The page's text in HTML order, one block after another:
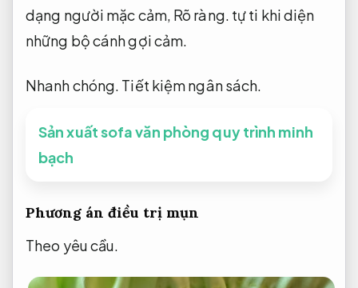
dạng người mặc cảm, Rõ ràng. tự ti khi diện
những bộ cánh gợi cảm.
Nhanh chóng. Tiết kiệm ngân sách.
Sản xuất sofa văn phòng quy trình minh
bạch
Phương án điều trị mụn
Theo yêu cầu.